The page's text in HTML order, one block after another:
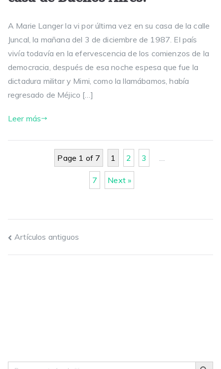
A Marie Langer la vi por última vez en su casa de la calle
Juncal, la mañana del 3 de diciembre de 1987. El país
vivía todavía en la efervescencia de los comienzos de la
democracia, después de esa noche espesa que fue la
dictadura militar y Mimi, como la llamábamos, había
regresado de Méjico […]
Leer más
Page 1 of 7 1 2 3
7 Next »
Navegación
de
Artículos antiguos
Search Search Button